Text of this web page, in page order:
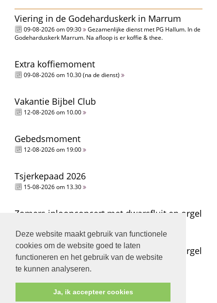
Deze website maakt gebruik van functionele
cookies om de website goed te laten
functioneren en het gebruik van de website
te kunnen analyseren.
Ja, ik accepteer cookies
Viering in de Godeharduskerk in Marrum
09-08-2026 om 09:30
Gezamenlijke dienst met PG Hallum. In de
Godeharduskerk Marrum. Na afloop is er koffie & thee.
Extra koffiemoment
09-08-2026 om 10.30 (na de dienst)
Vakantie Bijbel Club
12-08-2026 om 10.00
Gebedsmoment
12-08-2026 om 19:00
Tsjerkepaad 2026
15-08-2026 om 13.30
Zomers inloopconcert met dwarsfluit en orgel
Zomers inloopconcert met dwarsfluit en orgel
15-08-2026 om 15.00